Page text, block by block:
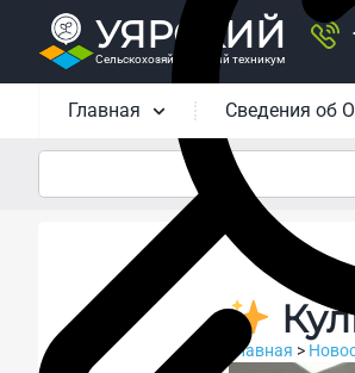
УЯРСКИЙ
Сельскохозяйственный техникум
Главная Сведения об
Главная >